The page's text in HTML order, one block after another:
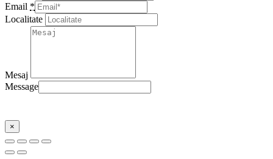
Email *
Localitate
Mesaj
Message
×